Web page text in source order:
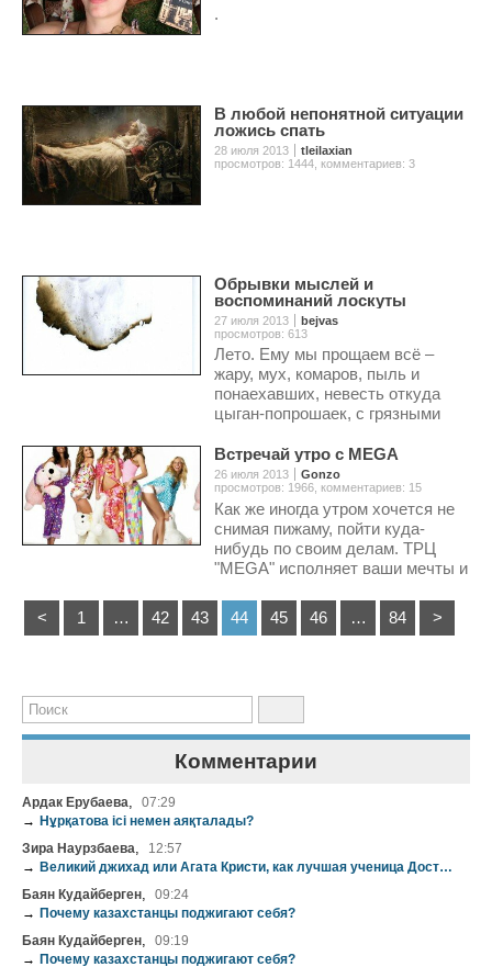
Комментарии
Ардак Ерубаева
07:29
→ Нұрқатова ісі немен аяқталады?
Зира Наурзбаева
12:57
→ Великий джихад или Агата Кристи, как лучшая ученица Достоевского
Баян Кудайберген
09:24
→ Почему казахстанцы поджигают себя?
Баян Кудайберген
09:19
→ Почему казахстанцы поджигают себя?
.
В любой непонятной ситуации
ложись спать
28 июля 2013
tleilaxian
просмотров: 1444, комментариев: 3
Обрывки мыслей и
воспоминаний лоскуты
27 июля 2013
bejvas
просмотров: 613
Лето. Ему мы прощаем всё –
жару, мух, комаров, пыль и
понаехавших, невесть откуда
цыган-попрошаек, с грязными
Встречай утро с MEGA
26 июля 2013
Gonzo
просмотров: 1966, комментариев: 15
Как же иногда утром хочется не
снимая пижаму, пойти куда-
нибудь по своим делам. ТРЦ
"MEGA" исполняет ваши мечты и
<
1 … 42 43 44 45 46 … 84 >